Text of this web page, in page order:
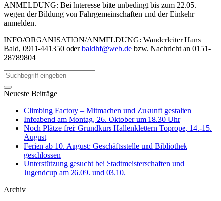
ANMELDUNG: Bei Interesse bitte unbedingt bis zum 22.05.
wegen der Bildung von Fahrgemeinschaften und der Einkehr
anmelden.
INFO/ORGANISATION/ANMELDUNG: Wanderleiter Hans
Bald, 0911-441350 oderbaldhf@web.de bzw. Nachricht an 0151-
28789804
Neueste Beiträge
Climbing Factory – Mitmachen und Zukunft gestalten
Infoabend am Montag, 26. Oktober um 18.30 Uhr
Noch Plätze frei: Grundkurs Hallenklettern Toprope, 14.-15.
August
Ferien ab 10. August: Geschäftsstelle und Bibliothek
geschlossen
Unterstützung gesucht bei Stadtmeisterschaften und
Jugendcup am 26.09. und 03.10.
Archiv